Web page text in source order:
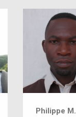
Philippe M.